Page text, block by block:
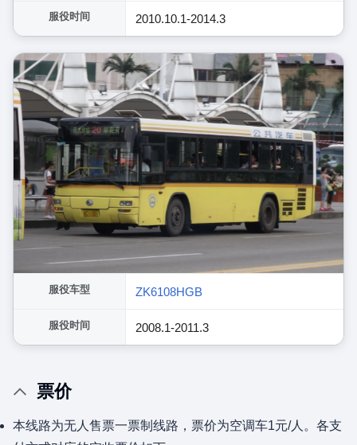
服役时间 2010.10.1-2014.3
服役车型 ZK6108HGB
服役时间 2008.1-2011.3
票价
本线路为无人售票一票制线路，票价为空调车1元/人。各支